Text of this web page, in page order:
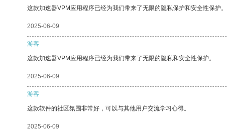
这款加速器VPM应用程序已经为我们带来了无限的隐私保护和安全性保护。
2025-06-09
游客
这款加速器VPM应用程序已经为我们带来了无限的隐私和安全性保护。
2025-06-09
游客
这款软件的社区氛围非常好，可以与其他用户交流学习心得。
2025-06-09